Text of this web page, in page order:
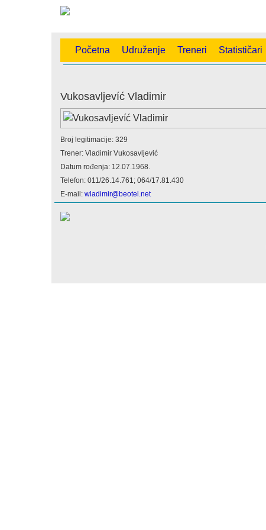
Početna Udruženje Treneri Statističari
Vukosavljevíć Vladimir
Broj legitimacije: 329
Trener: Vladimir Vukosavljević
Datum rođenja: 12.07.1968.
Telefon: 011/26.14.761; 064/17.81.430
E-mail: wladimir@beotel.net